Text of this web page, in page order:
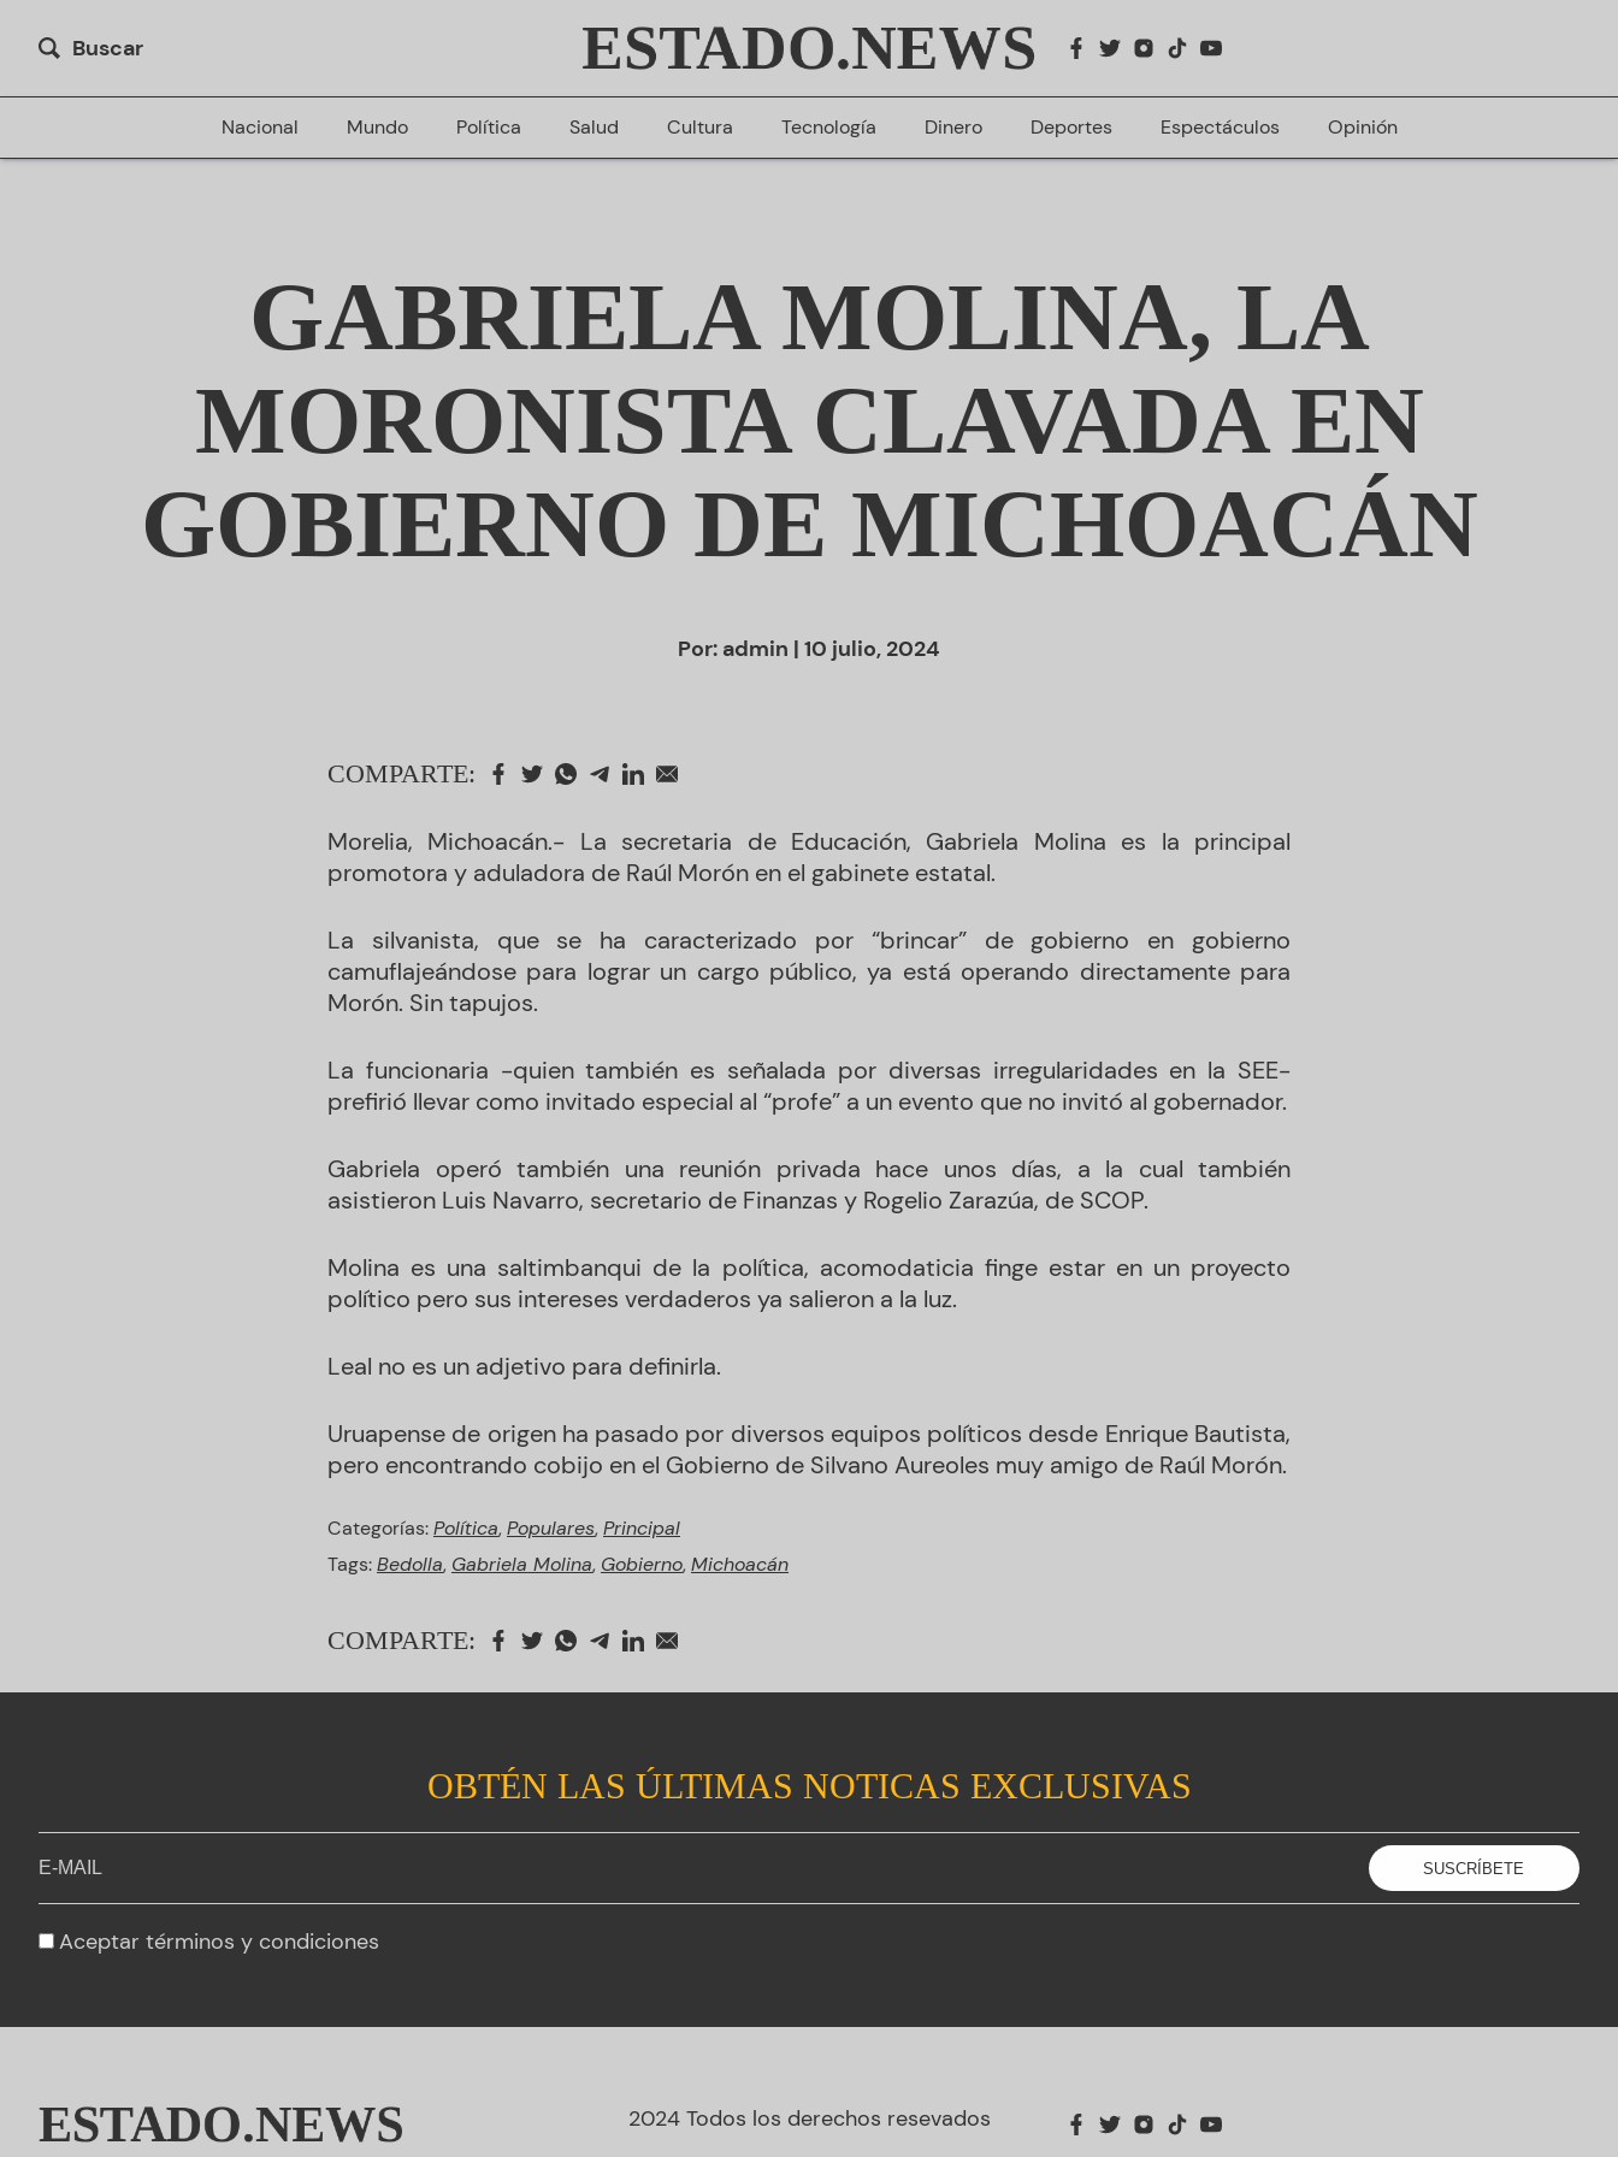
Buscar ESTADO.NEWS
Nacional Mundo Política Salud Cultura Tecnología Dinero Deportes Espectáculos Opinión
GABRIELA MOLINA, LA
MORONISTA CLAVADA EN
GOBIERNO DE MICHOACÁN
Por: admin | 10 julio, 2024
COMPARTE:
Morelia, Michoacán.- La secretaria de Educación, Gabriela Molina es la principal
promotora y aduladora de Raúl Morón en el gabinete estatal.
La silvanista, que se ha caracterizado por “brincar” de gobierno en gobierno
camuflajeándose para lograr un cargo público, ya está operando directamente para
Morón. Sin tapujos.
La funcionaria -quien también es señalada por diversas irregularidades en la SEE-
prefirió llevar como invitado especial al “profe” a un evento que no invitó al gobernador.
Gabriela operó también una reunión privada hace unos días, a la cual también
asistieron Luis Navarro, secretario de Finanzas y Rogelio Zarazúa, de SCOP.
Molina es una saltimbanqui de la política, acomodaticia finge estar en un proyecto
político pero sus intereses verdaderos ya salieron a la luz.
Leal no es un adjetivo para definirla.
Uruapense de origen ha pasado por diversos equipos políticos desde Enrique Bautista,
pero encontrando cobijo en el Gobierno de Silvano Aureoles muy amigo de Raúl Morón.
Categorías:Política, Populares, Principal
Tags:Bedolla, Gabriela Molina, Gobierno, Michoacán
COMPARTE:
OBTÉN LAS ÚLTIMAS NOTICAS EXCLUSIVAS
Aceptar términos y condiciones
ESTADO.NEWS 2024 Todos los derechos resevados